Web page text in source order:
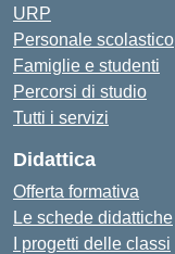
URP
Personale scolastico
Famiglie e studenti
Percorsi di studio
Tutti i servizi
Didattica
Offerta formativa
Le schede didattiche
I progetti delle classi